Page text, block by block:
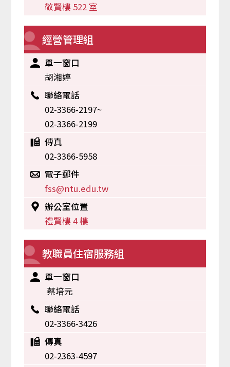
敬賢樓 522 室
經營管理組
單一窗口
胡湘婷
聯絡電話
02-3366-2197~
02-3366-2199
傳真
02-3366-5958
電子郵件
fss@ntu.edu.tw
辦公室位置
禮賢樓 4 樓
教職員住宿服務組
單一窗口
蔡培元
聯絡電話
02-3366-3426
傳真
02-2363-4597